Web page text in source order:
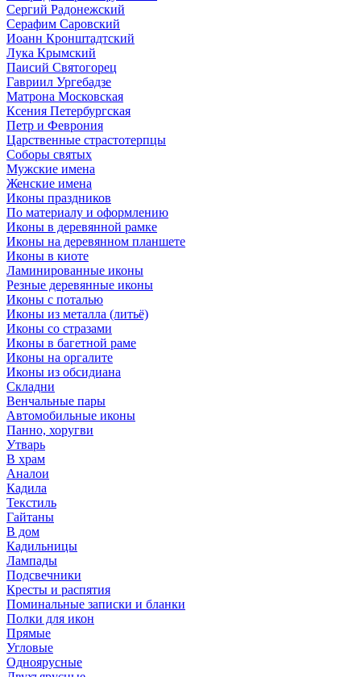
Сергий Радонежский
Серафим Саровский
Иоанн Кронштадтский
Лука Крымский
Паисий Святогорец
Гавриил Ургебадзе
Матрона Московская
Ксения Петербургская
Петр и Феврония
Царственные страстотерпцы
Соборы святых
Мужские имена
Женские имена
Иконы праздников
По материалу и оформлению
Иконы в деревянной рамке
Иконы на деревянном планшете
Иконы в киоте
Ламинированные иконы
Резные деревянные иконы
Иконы с поталью
Иконы из металла (литьё)
Иконы со стразами
Иконы в багетной раме
Иконы на оргалите
Иконы из обсидиана
Складни
Венчальные пары
Автомобильные иконы
Панно, хоругви
Утварь
В храм
Аналои
Кадила
Текстиль
Гайтаны
В дом
Кадильницы
Лампады
Подсвечники
Кресты и распятия
Поминальные записки и бланки
Полки для икон
Прямые
Угловые
Одноярусные